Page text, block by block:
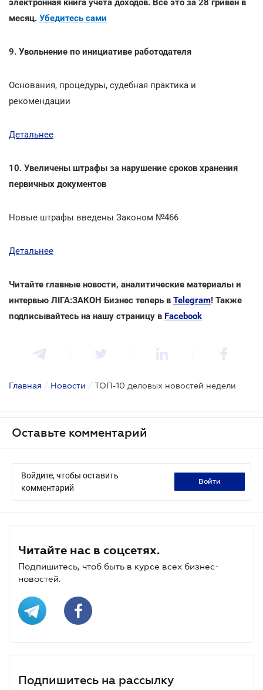
электронная книга учета доходов. Все это за 28 гривен в
месяц. Убедитесь сами
9. Увольнение по инициативе работодателя
Основания, процедуры, судебная практика и
рекомендации
Детальнее
10. Увеличены штрафы за нарушение сроков хранения
первичных документов
Новые штрафы введены Законом №466
Детальнее
Читайте главные новости, аналитические материалы и
интервью ЛІГА:ЗАКОН Бизнес теперь в Telegram! Также
подписывайтесь на нашу страницу в Facebook
Главная / Новости / ТОП-10 деловых новостей недели
Оставьте комментарий
Войдите, чтобы оставить
комментарий
войти
Читайте нас в соцсетях.
Подпишитесь, чтоб быть в курсе всех бизнес-
новостей.
Подпишитесь на рассылку